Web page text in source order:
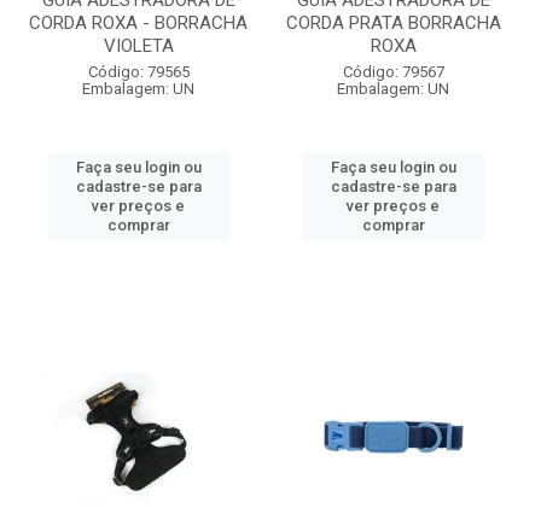
CORDA ROXA - BORRACHA
VIOLETA
Código: 79565
Embalagem: UN
Faça seu login ou
cadastre-se para
ver preços e
comprar
CORDA PRATA BORRACHA
ROXA
Código: 79567
Embalagem: UN
Faça seu login ou
cadastre-se para
ver preços e
comprar